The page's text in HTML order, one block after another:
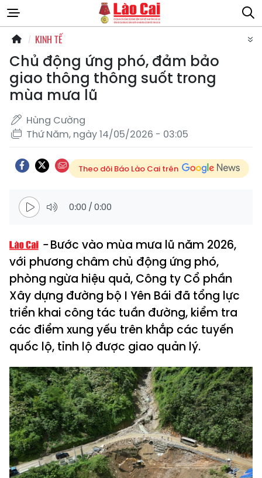
KINH TẾ
Chủ động ứng phó, đảm bảo
giao thông thông suốt trong
mùa mưa lũ
Hùng Cường
Thứ Năm, ngày 14/05/2026 - 03:05
Theo dõi Báo Lào Cai trên
0:00 /0:00
Bước vào mùa mưa lũ năm 2026,
với phương châm chủ động ứng phó,
phòng ngừa hiệu quả, Công ty Cổ phần
Xây dựng đường bộ I Yên Bái đã tổng lực
triển khai công tác tuần đường, kiểm tra
các điểm xung yếu trên khắp các tuyến
quốc lộ, tỉnh lộ được giao quản lý.